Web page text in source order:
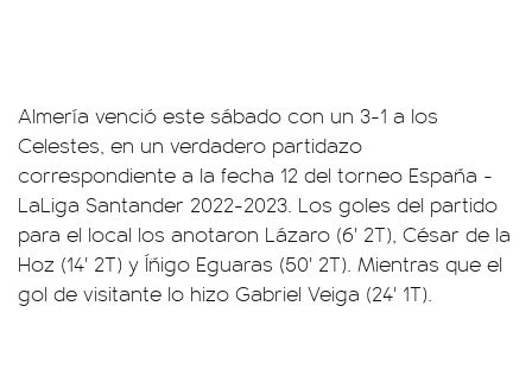
Almería venció este sábado con un 3-1 a los
Celestes, en un verdadero partidazo
correspondiente a la fecha 12 del torneo España -
LaLiga Santander 2022-2023. Los goles del partido
para el local los anotaron Lázaro (6' 2T), César de la
Hoz (14' 2T) y Íñigo Eguaras (50' 2T). Mientras que el
gol de visitante lo hizo Gabriel Veiga (24' 1T).